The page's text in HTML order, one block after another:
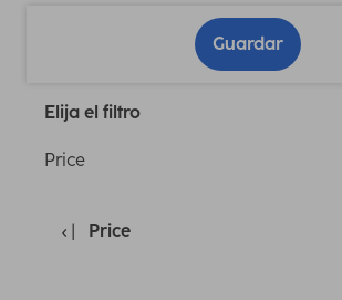
Guardar
Elija el filtro
Price
Price